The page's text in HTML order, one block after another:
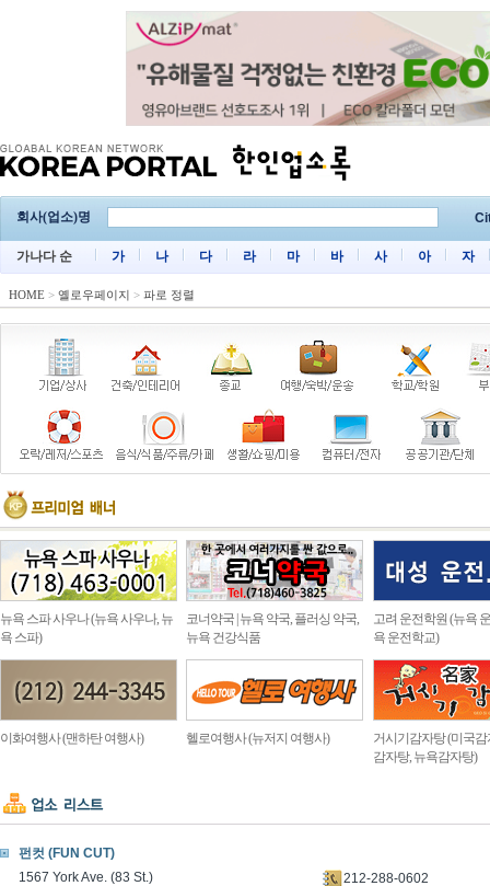
회사(업소)명
가나다 순 가 나 다 라 마 바 사 아 자
HOME > 옐로우페이지 > 파로 정렬
뉴욕 스파 사우나 (뉴욕 사우나, 뉴
욕 스파)
코너약국 | 뉴욕 약국, 플러싱 약국,
뉴욕 건강식품
고려 운전학원 (뉴욕
욕 운전학교)
이화여행사 (맨하탄 여행사) 헬로여행사 (뉴저지 여행사)
거시기감자탕 (미국감
감자탕, 뉴욕감자탕)
펀컷 (FUN CUT)
1567 York Ave. (83 St.)
212-288-0602